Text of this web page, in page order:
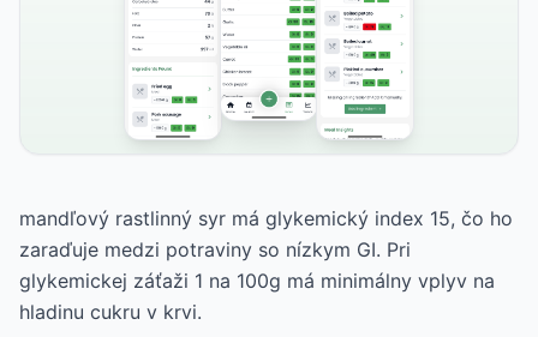
mandľový rastlinný syr má glykemický index 15, čo ho
zaraďuje medzi potraviny so nízkym GI. Pri
glykemickej záťaži 1 na 100g má minimálny vplyv na
hladinu cukru v krvi.